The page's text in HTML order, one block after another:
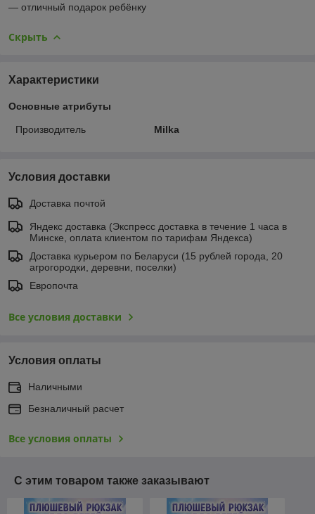
— отличный подарок ребёнку
Скрыть
Характеристики
Основные атрибуты
Производитель Milka
Условия доставки
Доставка почтой
Яндекс доставка (Экспресс доставка в течение 1 часа в
Минске, оплата клиентом по тарифам Яндекса)
Доставка курьером по Беларуси (15 рублей города, 20
агрогородки, деревни, поселки)
Европочта
Все условия доставки
Условия оплаты
Наличными
Безналичный расчет
Все условия оплаты
С этим товаром также заказывают